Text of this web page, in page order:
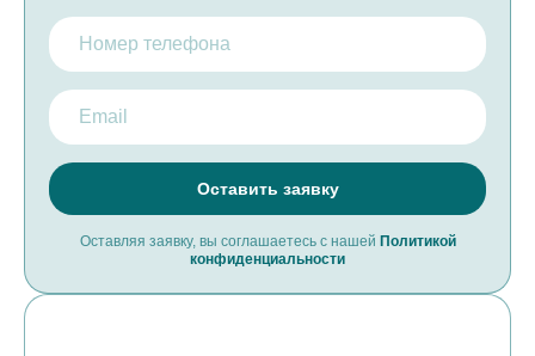
Оставляя заявку, вы соглашаетесь с нашей Политикой
конфиденциальности